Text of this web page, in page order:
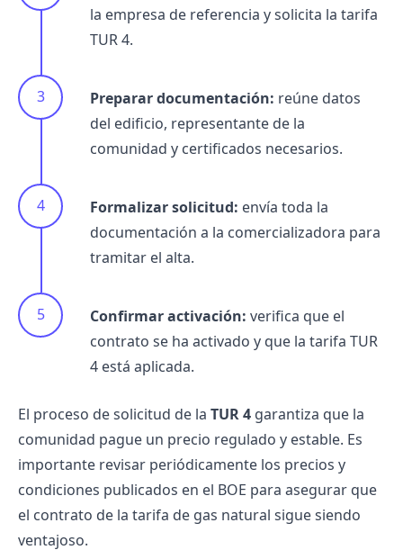
la empresa de referencia y solicita la tarifa
TUR 4.
Preparar documentación: reúne datos
del edificio, representante de la
comunidad y certificados necesarios.
Formalizar solicitud: envía toda la
documentación a la comercializadora para
tramitar el alta.
Confirmar activación: verifica que el
contrato se ha activado y que la tarifa TUR
4 está aplicada.
El proceso de solicitud de la TUR 4 garantiza que la
comunidad pague un precio regulado y estable. Es
importante revisar periódicamente los precios y
condiciones publicados en el BOE para asegurar que
el contrato de la tarifa de gas natural sigue siendo
ventajoso.